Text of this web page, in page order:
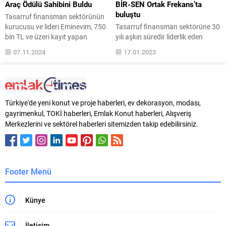
Özdayı ‘Bir Başkadır’ isimli
sunumunda, işini “bir başka”
yapmak konusunu ele aldı...
önde gelen mühendislik ve enerji...
Araç Ödülü Sahibini Buldu
Tasarruf finansman sektörünün
kurucusu ve lideri Eminevim, 750
bin TL ve üzeri kayıt yapan
müşterilerinin arasında
gerçekleştirdiği Volvo XC40
Piyango yetkilileri huzurunda
yapılan ve canlı olarak yayınlanan
buldu. Yenilikçi finansal çözümleri
ve kişiselleştirilmiş hizmetleriyle
çalışmalarını sürdüren Eminevim,
33. yılını özel bir...
07.11.2024
BİR-SEN Ortak Frekans’ta
buluştu
Tasarruf finansman sektörüne 30
yılı aşkın süredir liderlik eden
Eminevim, Ortak Frekans projesi
kapsamında EĞİTİM-BİR-SEN
finansman hizmetinden indirimli
olarak yararlanma fırsatı bulacak.
Eminevim, Ortak Frekans
projesi kapsamında EĞİTİM-BİR-
SEN Düzce İl Başkanlığı ile iş...
17.01.2023
Türkiye'de yeni konut ve proje haberleri, ev dekorasyon, modası,
gayrimenkul, TOKİ haberleri, Emlak Konut haberleri, Alışveriş
Merkezlerini ve sektörel haberleri sitemizden takip edebilirsiniz.
Footer Menü
Künye